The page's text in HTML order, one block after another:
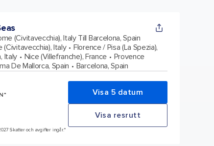
(Civitavecchia), Italy Till Barcelona, Spain
(Civitavecchia), Italy
Florence / Pisa (La Spezia),
Italy Nice (Villefranche), France
Provence
De Mallorca, Spain Barcelona, Spain
Visa 5 datum
Visa resrutt
Skatter och avgifter ingår.*